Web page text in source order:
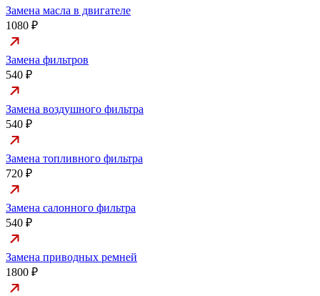
Замена масла в двигателе
1080 ₽
Замена фильтров
540 ₽
Замена воздушного фильтра
540 ₽
Замена топливного фильтра
720 ₽
Замена салонного фильтра
540 ₽
Замена приводных ремней
1800 ₽